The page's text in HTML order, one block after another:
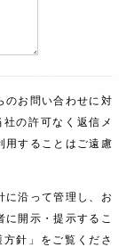
のお問い合わせに対
の許可なく返信メ
用することはご遠慮
に沿って管理し、お
開示・提示するこ
針」をご覧くださ